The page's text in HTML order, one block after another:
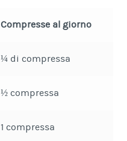
Compresse al giorno
¼ di compressa
½ compressa
1 compressa